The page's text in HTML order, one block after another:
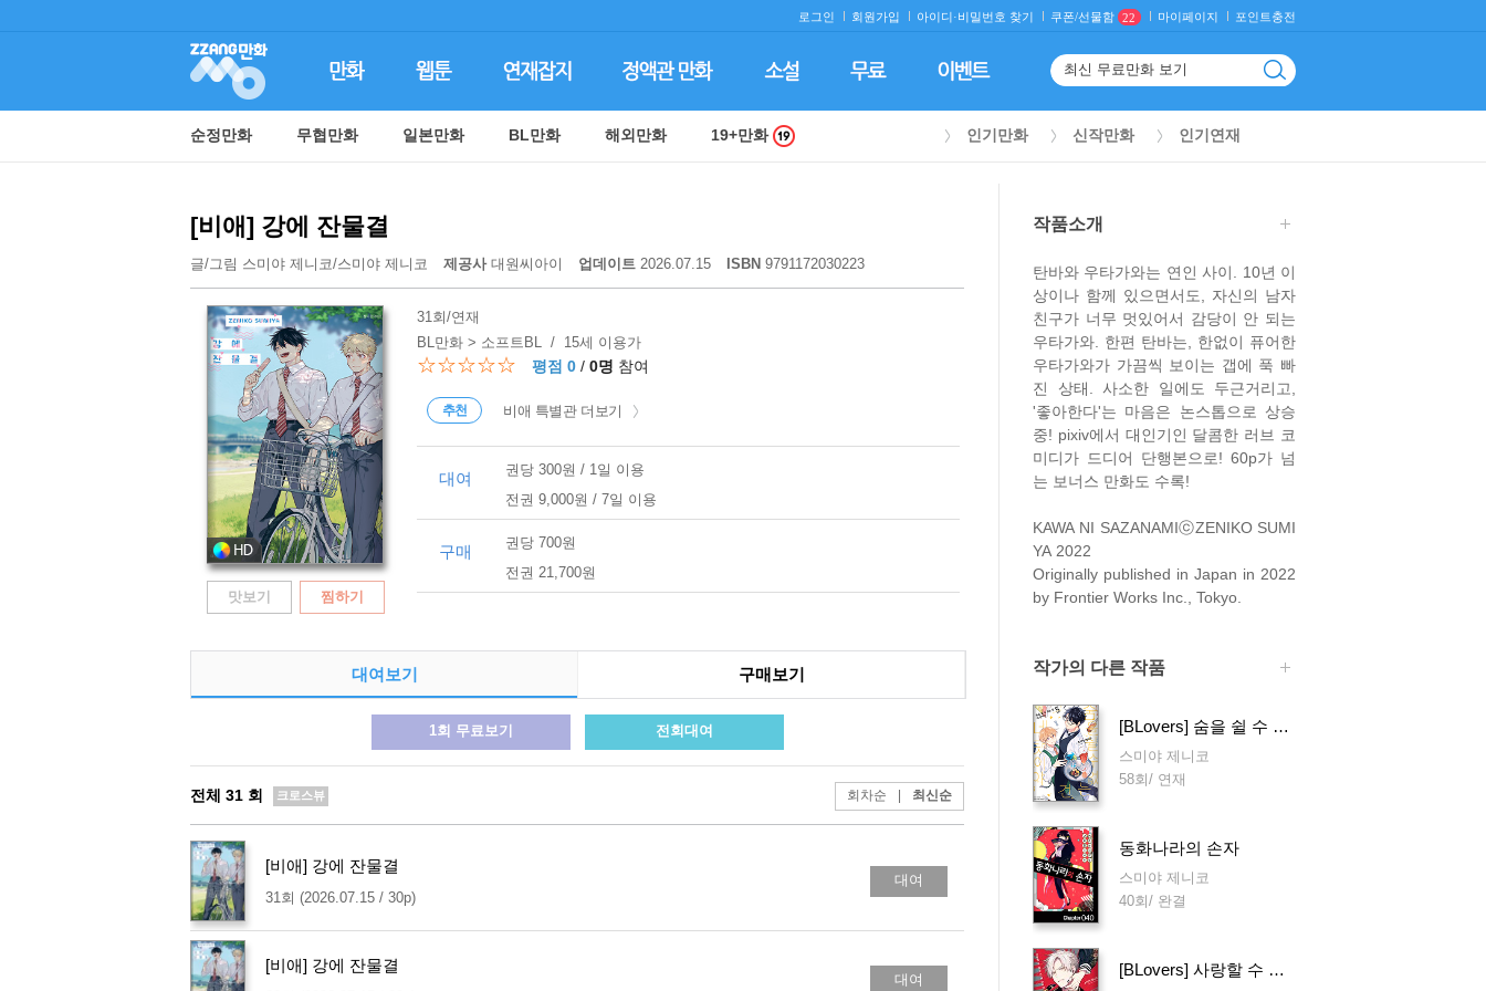
로그인 회원가입 아이디·비밀번호 찾기 쿠폰/선물함 22 마이페이지 포인트충전
순정만화 무협만화 일본만화 BL만화 해외만화 19+만화 인기만화 신작만화 인기연재
[비애] 강에 잔물결
글/그림 스미야 제니코/스미야 제니코 제공사대원씨아이 업데이트 2026.07.15 ISBN 9791172030223
31회/연재
BL만화 > 소프트BL / 15세 이용가
☆☆☆☆☆ 평점 0 / 0명 참여
추천 비애 특별관 더보기
대여
권당 300원 / 1일 이용
전권 9,000원 / 7일 이용
구매
권당 700원
전권 21,700원
맛보기
찜하기
대여보기 구매보기
1회 무료보기 전회대여
전체 31 회 크로스뷰 회차순 최신순
[비애] 강에 잔물결
31회 (2026.07.15 / 30p)
대여
[비애] 강에 잔물결
대여
작품소개
탄바와 우타가와는 연인 사이. 10년 이
상이나 함께 있으면서도, 자신의 남자
친구가 너무 멋있어서 감당이 안 되는
우타가와. 한편 탄바는, 한없이 퓨어한
우타가와가 가끔씩 보이는 갭에 푹 빠
진 상태. 사소한 일에도 두근거리고,
'좋아한다'는 마음은 논스톱으로 상승
중! pixiv에서 대인기인 달콤한 러브 코
미디가 드디어 단행본으로! 60p가 넘
는 보너스 만화도 수록!
KAWA NI SAZANAMIⓒZENIKO SUMI
YA 2022
Originally published in Japan in 2022
by Frontier Works Inc., Tokyo.
작가의 다른 작품
[BLovers] 숨을 쉴 수 없는 건 네 탓이야
스미야 제니코
58회/ 연재
동화나라의 손자
스미야 제니코
40회/ 완결
[BLovers] 사랑할 수 없는 건 네 탓이야